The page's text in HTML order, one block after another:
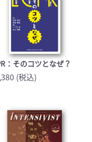
：そのコツとなぜ？
(税込)